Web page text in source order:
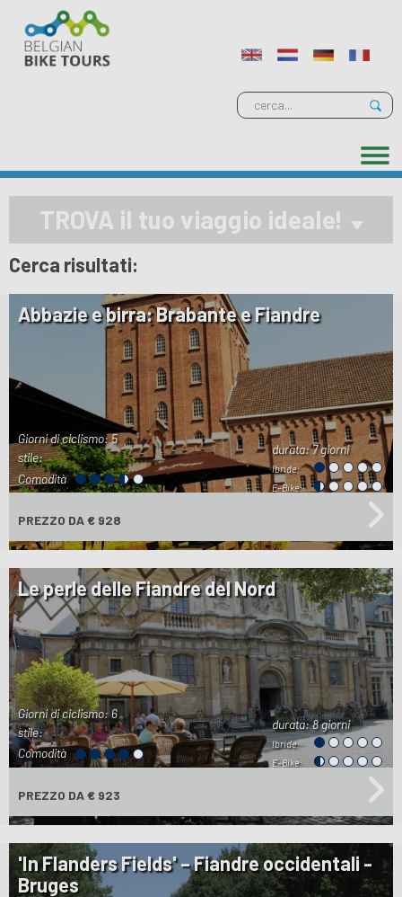
TROVA il tuo viaggio ideale!
Cerca risultati:
Abbazie e birra: Brabante e Fiandre
durata:7 giorni
Ibride:
E-Bike:
Giorni di ciclismo: 5
stile:
Comodità
PREZZO DA € 928
Le perle delle Fiandre del Nord
durata:8 giorni
Ibride:
E-Bike:
Giorni di ciclismo: 6
stile:
Comodità
PREZZO DA € 923
'In Flanders Fields' – Fiandre occidentali -
Bruges